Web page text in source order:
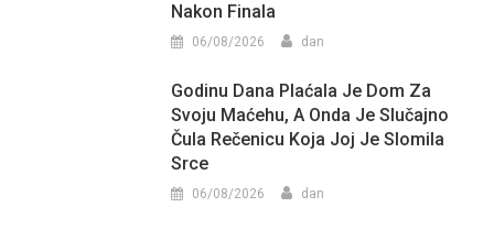
Nakon Finala
06/08/2026 dan
Godinu Dana Plaćala Je Dom Za
Svoju Maćehu, A Onda Je Slučajno
Čula Rečenicu Koja Joj Je Slomila
Srce
06/08/2026 dan